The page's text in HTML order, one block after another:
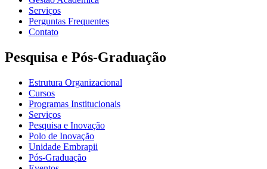
Serviços
Perguntas Frequentes
Contato
Pesquisa e Pós-Graduação
Estrutura Organizacional
Cursos
Programas Institucionais
Serviços
Pesquisa e Inovação
Polo de Inovação
Unidade Embrapii
Pós-Graduação